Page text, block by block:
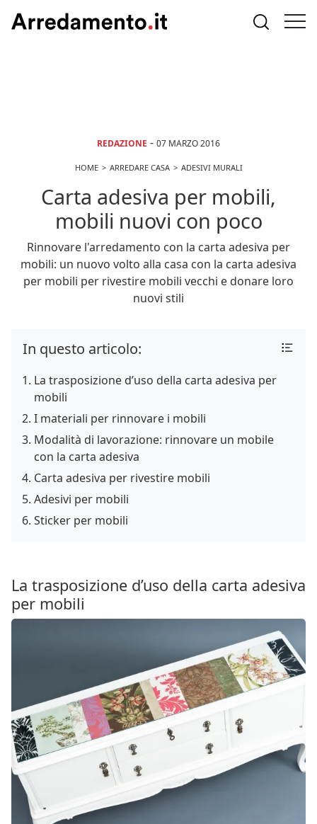
REDAZIONE - 07 MARZO 2016
HOME ARREDARE CASA ADESIVI MURALI
Carta adesiva per mobili,
mobili nuovi con poco
Rinnovare l'arredamento con la carta adesiva per
mobili: un nuovo volto alla casa con la carta adesiva
per mobili per rivestire mobili vecchi e donare loro
nuovi stili
In questo articolo:
La trasposizione d’uso della carta adesiva per
mobili
I materiali per rinnovare i mobili
Modalità di lavorazione: rinnovare un mobile
con la carta adesiva
Carta adesiva per rivestire mobili
Adesivi per mobili
Sticker per mobili
La trasposizione d’uso della carta adesiva
per mobili